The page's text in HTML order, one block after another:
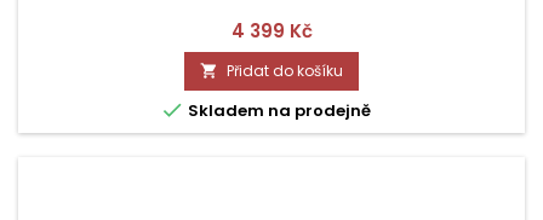
Cena
4 399 Kč
 Přidat do košíku
 Skladem na prodejně